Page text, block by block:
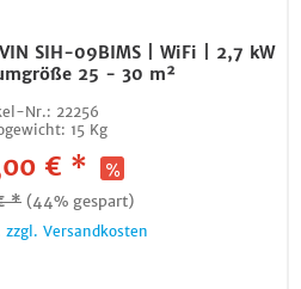
SIH-09BIMS | WiFi | 2,7 kW
25 - 30 m²
Nr.: 22256
15 Kg
€ *
* (44% gespart)
zzgl. Versandkosten